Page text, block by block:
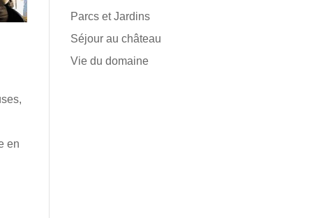
en
Parcs et Jardins
Séjour au château
Vie du domaine